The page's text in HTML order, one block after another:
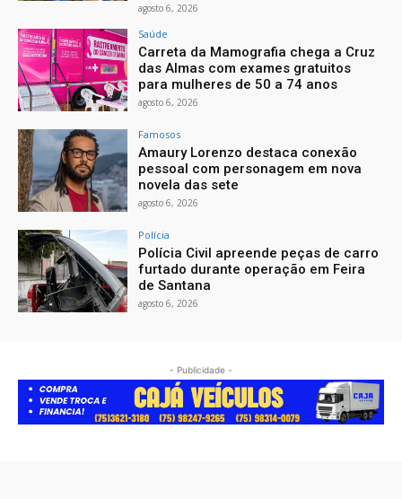
agosto 6, 2026
Saúde
Carreta da Mamografia chega a Cruz
das Almas com exames gratuitos
para mulheres de 50 a 74 anos
agosto 6, 2026
Famosos
Amaury Lorenzo destaca conexão
pessoal com personagem em nova
novela das sete
agosto 6, 2026
Polícia
Polícia Civil apreende peças de carro
furtado durante operação em Feira
de Santana
agosto 6, 2026
- Publicidade -